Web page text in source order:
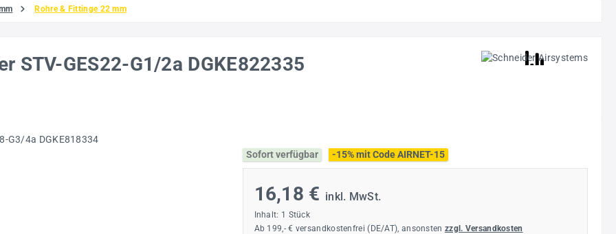
Rohre & Fittinge 22 mm
STV-GES22-G1/2a DGKE822335
Sofort verfügbar
-15% mit Code AIRNET-15
16,18 € inkl. MwSt.
Inhalt: 1 Stück
Ab 199,- € versandkostenfrei (DE/AT), ansonsten zzgl. Versandkosten